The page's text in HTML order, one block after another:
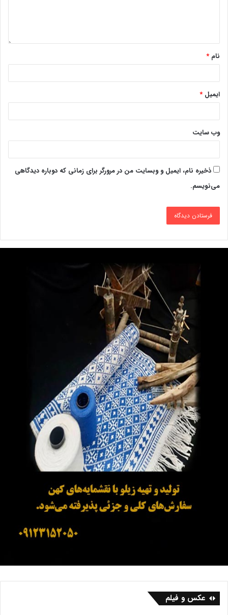
نام *
ایمیل *
وب‌ سایت
ذخیره نام، ایمیل و وبسایت من در مرورگر برای زمانی که دوباره دیدگاهی
می‌نویسم.
عکس و فیلم